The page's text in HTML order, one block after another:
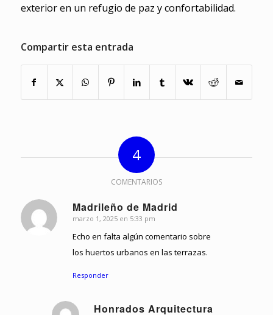
exterior en un refugio de paz y confortabilidad.
Compartir esta entrada
4
COMENTARIOS
Madrileño de Madrid
Dice:
marzo 1, 2025 en 5:33 pm
Echo en falta algún comentario sobre
los huertos urbanos en las terrazas.
Responder
Honrados Arquitectura